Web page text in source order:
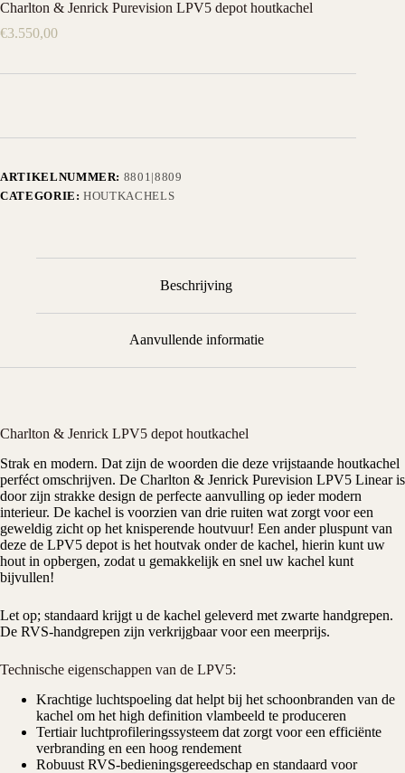
Charlton & Jenrick Purevision LPV5 depot houtkachel
€3.550,00
ARTIKELNUMMER: 8801|8809
CATEGORIE:HOUTKACHELS
Beschrijving
Aanvullende informatie
Charlton & Jenrick LPV5 depot houtkachel
Strak en modern. Dat zijn de woorden die deze vrijstaande houtkachel
perféct omschrijven. De Charlton & Jenrick Purevision LPV5 Linear is
door zijn strakke design de perfecte aanvulling op ieder modern
interieur. De kachel is voorzien van drie ruiten wat zorgt voor een
geweldig zicht op het knisperende houtvuur! Een ander pluspunt van
deze de LPV5 depot is het houtvak onder de kachel, hierin kunt uw
hout in opbergen, zodat u gemakkelijk en snel uw kachel kunt
bijvullen!
Let op; standaard krijgt u de kachel geleverd met zwarte handgrepen.
De RVS-handgrepen zijn verkrijgbaar voor een meerprijs.
Technische eigenschappen van de LPV5:
Krachtige luchtspoeling dat helpt bij het schoonbranden van de
kachel om het high definition vlambeeld te produceren
Tertiair luchtprofileringssysteem dat zorgt voor een efficiënte
verbranding en een hoog rendement
Robuust RVS-bedieningsgereedschap en standaard voor